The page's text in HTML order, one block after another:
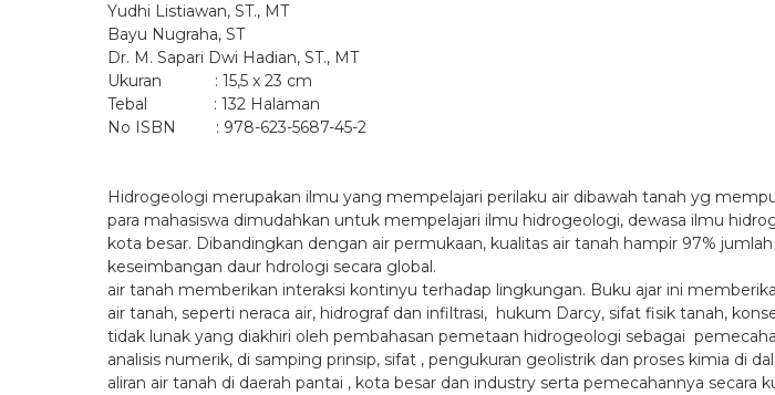
Yudhi Listiawan, ST., MT
Bayu Nugraha, ST
Dr. M. Sapari Dwi Hadian, ST., MT
Ukuran : 15,5 x 23 cm
Tebal : 132 Halaman
No ISBN : 978-623-5687-45-2
Hidrogeologi merupakan ilmu yang mempelajari perilaku air dibawah tanah yg
para mahasiswa dimudahkan untuk mempelajari ilmu hidrogeologi, dewasa ilmu
kota besar. Dibandingkan dengan air permukaan, kualitas air tanah hampir 97%
keseimbangan daur hdrologi secara global.
air tanah memberikan interaksi kontinyu terhadap lingkungan. Buku ajar ini
air tanah, seperti neraca air, hidrograf dan infiltrasi, hukum Darcy, sifat fisik tanah,
tidak lunak yang diakhiri oleh pembahasan pemetaan hidrogeologi sebagai
analisis numerik, di samping prinsip, sifat , pengukuran geolistrik dan proses kimia di
aliran air tanah di daerah pantai , kota besar dan industry serta pemecahannya secara